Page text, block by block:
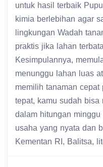
untuk hasil terbaik
kimia berlebihan agar
lingkungan Wadah
praktis jika lahan
Kesimpulannya,
menunggu lahan luas
memilih tanaman
tepat, kamu sudah bisa
dalam hitungan
usaha yang nyata dan
Kementan RI, Balitsa,